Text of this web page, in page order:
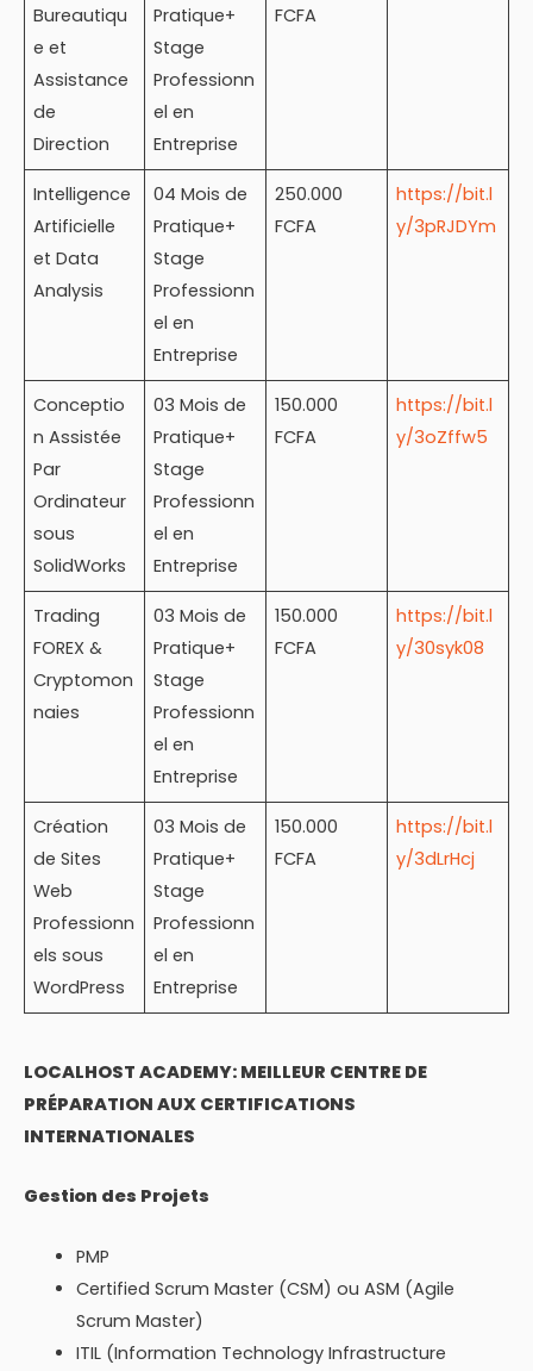
Bureautiqu
e et
Assistance
de
Direction
Pratique+
Stage
Professionn
el en
Entreprise
FCFA
Intelligence
Artificielle
et Data
Analysis
04 Mois de
Pratique+
Stage
Professionn
el en
Entreprise
250.000
FCFA
https://bit.l
y/3pRJDYm
Conceptio
n Assistée
Par
Ordinateur
sous
SolidWorks
03 Mois de
Pratique+
Stage
Professionn
el en
Entreprise
150.000
FCFA
https://bit.l
y/3oZffw5
Trading
FOREX &
Cryptomon
naies
03 Mois de
Pratique+
Stage
Professionn
el en
Entreprise
150.000
FCFA
https://bit.l
y/30syk08
Création
de Sites
Web
Professionn
els sous
WordPress
03 Mois de
Pratique+
Stage
Professionn
el en
Entreprise
150.000
FCFA
https://bit.l
y/3dLrHcj
LOCALHOST ACADEMY: MEILLEUR CENTRE DE
PRÉPARATION AUX CERTIFICATIONS
INTERNATIONALES
Gestion des Projets
PMP
Certified Scrum Master (CSM) ou ASM (Agile
Scrum Master)
ITIL (Information Technology Infrastructure